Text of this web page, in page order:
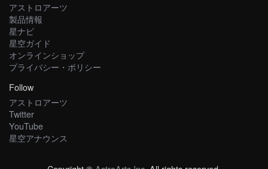
アストロアーツ
製品情報
星ナビ
星空ガイド
オンラインショップ
プライバシー・ポリシー
Follow
アストロアーツ
Twitter
YouTube
星空アナウンス